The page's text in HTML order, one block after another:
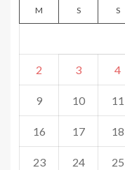
M S S
2 3 4
9 10 11
16 17 18
23 24 25